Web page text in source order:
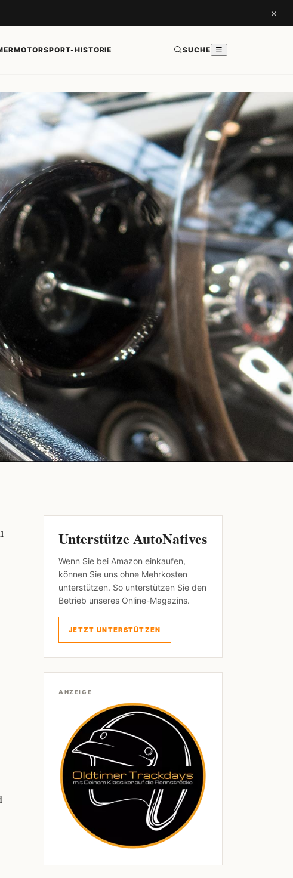
×
MOTORSPORT-HISTORIE SUCHE ☰
Unterstütze AutoNatives
Wenn Sie bei Amazon einkaufen,
können Sie uns ohne Mehrkosten
unterstützen. So unterstützen Sie den
Betrieb unseres Online-Magazins.
JETZT UNTERSTÜTZEN
ANZEIGE